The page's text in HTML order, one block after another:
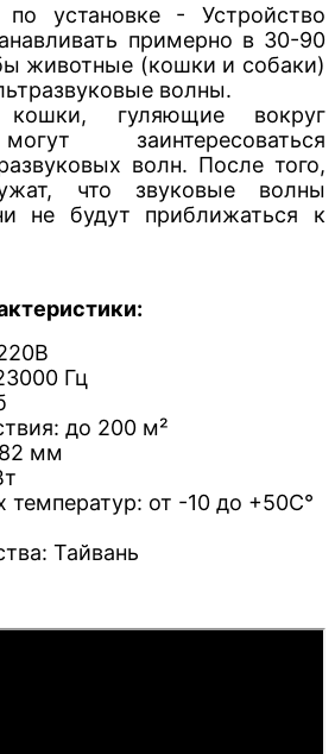
по установке - Устройство
примерно в 30-90
животные (кошки и собаки)
волны.
гуляющие вокруг
заинтересоваться
волн. После того,
что звуковые волны
не будут приближаться к
Гц
до 200 м²
мм
температур: от -10 до +50С°
Тайвань